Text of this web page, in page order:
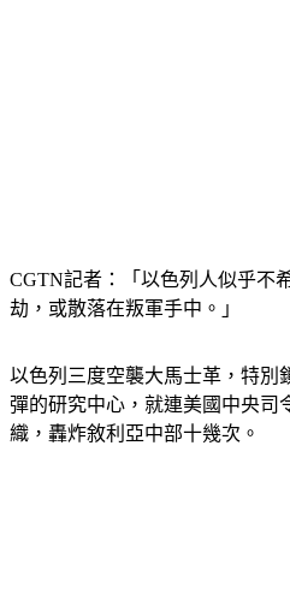
CGTN記者：「以色列人似乎不
劫，或散落在叛軍手中。」
以色列三度空襲大馬士革，特別
彈的研究中心，就連美國中央司
織，轟炸敘利亞中部十幾次。